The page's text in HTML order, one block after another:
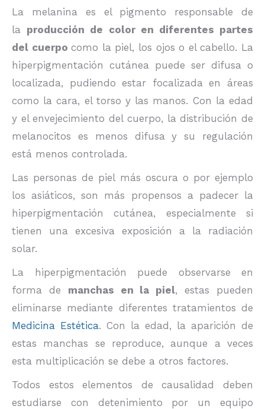
La melanina es el pigmento responsable de
la producción de color en diferentes partes
del cuerpocomo la piel, los ojos o el cabello. La
hiperpigmentación cutánea puede ser difusa o
localizada, pudiendo estar focalizada en áreas
como la cara, el torso y las manos. Con la edad
y el envejecimiento del cuerpo, la distribución de
melanocitos es menos difusa y su regulación
está menos controlada.
Las personas de piel más oscura o por ejemplo
los asiáticos, son más propensos a padecer la
hiperpigmentación cutánea, especialmente si
tienen una excesiva exposición a la radiación
solar.
La hiperpigmentación puede observarse en
forma de manchas en la piel, estas pueden
eliminarse mediante diferentes tratamientos de
Medicina Estética. Con la edad, la aparición de
estas manchas se reproduce, aunque a veces
esta multiplicación se debe a otros factores.
Todos estos elementos de causalidad deben
estudiarse con detenimiento por un equipo